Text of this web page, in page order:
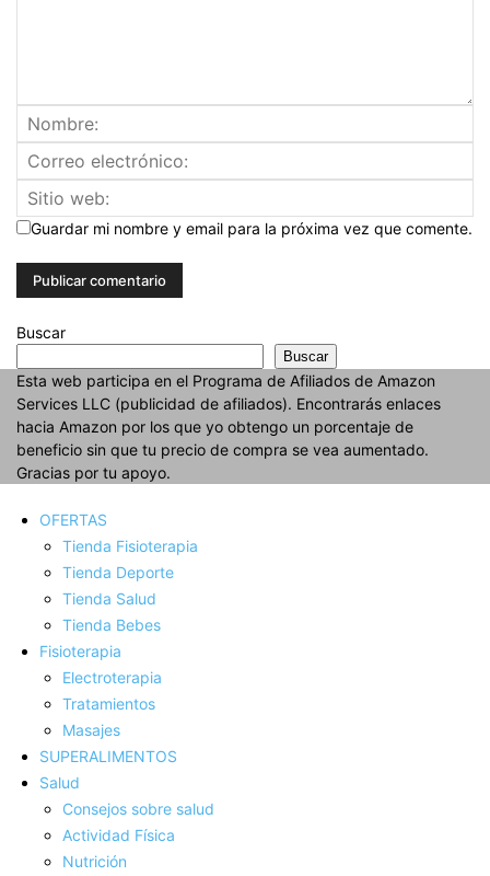
Guardar mi nombre y email para la próxima vez que comente.
Buscar
Buscar
Esta web participa en el Programa de Afiliados de Amazon
Services LLC (publicidad de afiliados). Encontrarás enlaces
hacia Amazon por los que yo obtengo un porcentaje de
beneficio sin que tu precio de compra se vea aumentado.
Gracias por tu apoyo.
OFERTAS
Tienda Fisioterapia
Tienda Deporte
Tienda Salud
Tienda Bebes
Fisioterapia
Electroterapia
Tratamientos
Masajes
SUPERALIMENTOS
Salud
Consejos sobre salud
Actividad Fí­sica
Nutrición